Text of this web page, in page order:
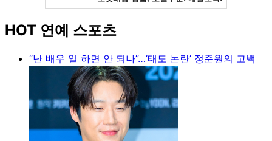
HOT 연예 스포츠
“난 배우 일 하면 안 되나”…‘태도 논란’ 정준원의 고백